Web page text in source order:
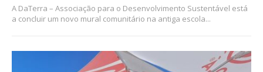
A DaTerra – Associação para o Desenvolvimento Sustentável está
a concluir um novo mural comunitário na antiga escola...